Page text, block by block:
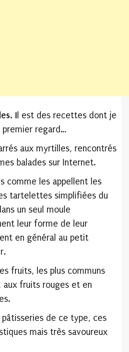
I l est des recettes dont je
premier regard…
aux myrtilles, rencontrés
balades sur Internet.
comme les appellent les
tartelettes simplifiées du
un seul moule
leur forme de leur
en général au petit
fruits, les plus communs
fruits rouges et en
pâtisseries de ce type, ces
mais très savoureux